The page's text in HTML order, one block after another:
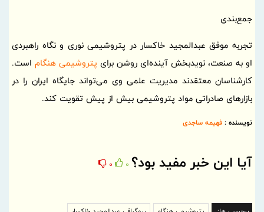
جمع‌بندی
تجربه موفق عبدالمجید خاکسار در پتروشیمی نوری و نگاه راهبردی
او به صنعت، نویدبخش آینده‌ای روشن برای پتروشیمی هنگام است.
کارشناسان معتقدند مدیریت علمی وی می‌تواند جایگاه ایران را در
بازارهای صادراتی مواد پتروشیمی بیش از پیش تقویت کند.
نویسنده : فهیمه ساجدی
آیا این خبر مفید بود؟ 0
0